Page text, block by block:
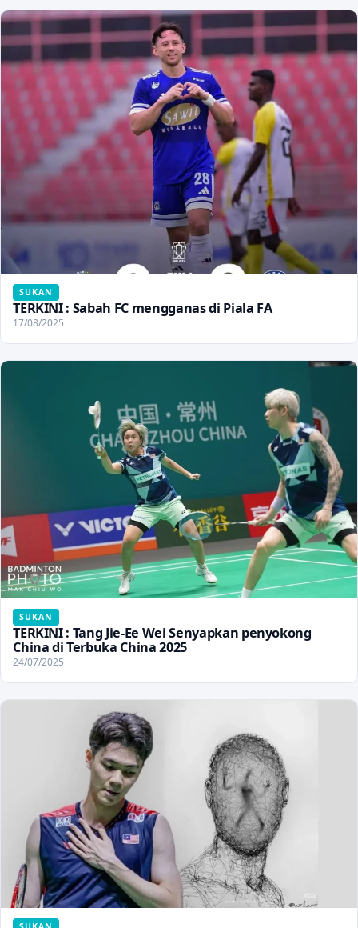
SUKAN
TERKINI : Sabah FC mengganas di Piala FA
17/08/2025
SUKAN
TERKINI : Tang Jie-Ee Wei Senyapkan penyokong
China di Terbuka China 2025
24/07/2025